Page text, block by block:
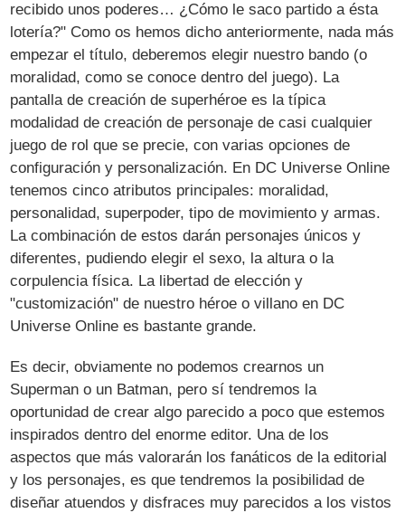
recibido unos poderes… ¿Cómo le saco partido a ésta
lotería?" Como os hemos dicho anteriormente, nada más
empezar el título, deberemos elegir nuestro bando (o
moralidad, como se conoce dentro del juego). La
pantalla de creación de superhéroe es la típica
modalidad de creación de personaje de casi cualquier
juego de rol que se precie, con varias opciones de
configuración y personalización. En DC Universe Online
tenemos cinco atributos principales: moralidad,
personalidad, superpoder, tipo de movimiento y armas.
La combinación de estos darán personajes únicos y
diferentes, pudiendo elegir el sexo, la altura o la
corpulencia física. La libertad de elección y
"customización" de nuestro héroe o villano en DC
Universe Online es bastante grande.
Es decir, obviamente no podemos crearnos un
Superman o un Batman, pero sí tendremos la
oportunidad de crear algo parecido a poco que estemos
inspirados dentro del enorme editor. Una de los
aspectos que más valorarán los fanáticos de la editorial
y los personajes, es que tendremos la posibilidad de
diseñar atuendos y disfraces muy parecidos a los vistos